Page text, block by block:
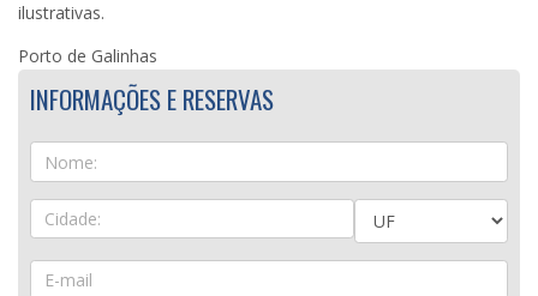
ilustrativas.
Porto de Galinhas
INFORMAÇÕES E RESERVAS